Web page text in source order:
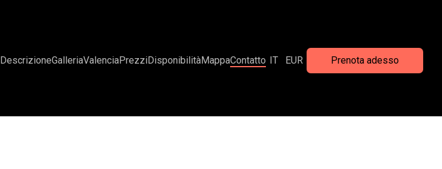
DescrizioneGalleriaValenciaPrezziDisponibilitàMappaContatto IT EUR Prenota adesso